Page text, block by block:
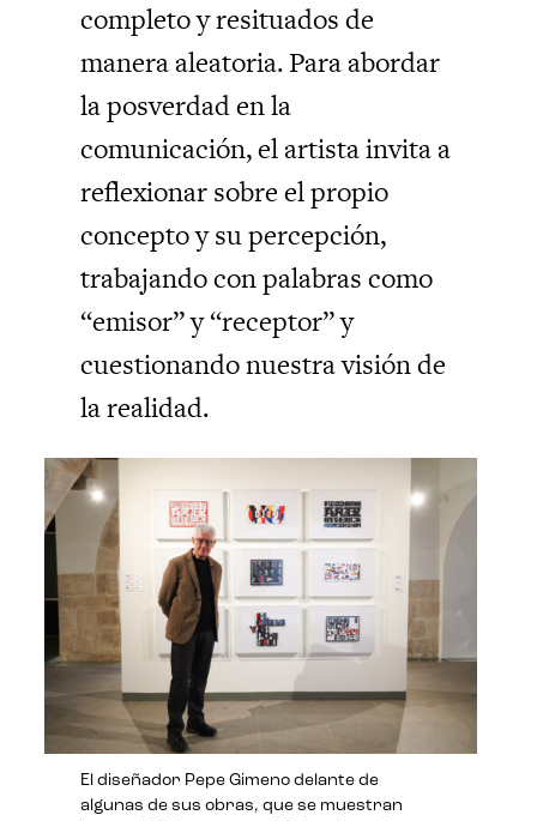
completo y resituados de
manera aleatoria. Para abordar
la posverdad en la
comunicación, el artista invita a
reflexionar sobre el propio
concepto y su percepción,
trabajando con palabras como
“emisor” y “receptor” y
cuestionando nuestra visión de
la realidad.
El diseñador Pepe Gimeno delante de
algunas de sus obras, que se muestran